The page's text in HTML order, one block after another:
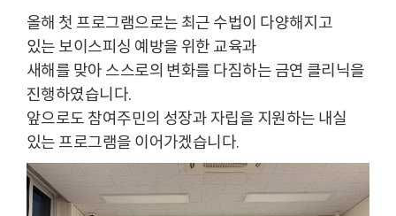
올해 첫 프로그램으로는 최근 수법이 다양해지고
있는 보이스피싱 예방을 위한 교육과
새해를 맞아 스스로의 변화를 다짐하는 금연 클리닉을
진행하였습니다.
앞으로도 참여주민의 성장과 자립을 지원하는 내실
있는 프로그램을 이어가겠습니다.